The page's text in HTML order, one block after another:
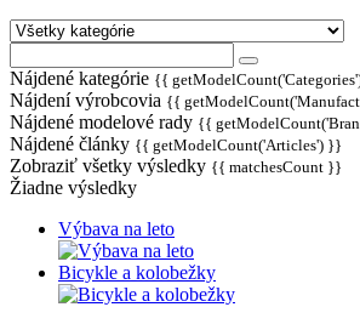
Nájdené kategórie {{
Nájdení výrobcovia {{
Nájdené modelové rady {{
Nájdené články {{ getModelCount('Articles') }}
Zobraziť všetky výsledky {{ matchesCount }}
Žiadne výsledky
Výbava na leto
Bicykle a kolobežky